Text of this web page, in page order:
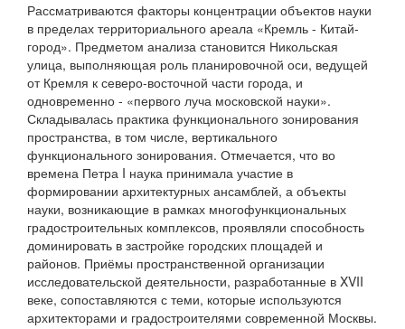
Рассматриваются факторы концентрации объектов науки
в пределах территориального ареала «Кремль - Китай-
город». Предметом анализа становится Никольская
улица, выполняющая роль планировочной оси, ведущей
от Кремля к северо-восточ­ной части города, и
одновременно - «первого луча московской науки».
Складывалась практика функционального зонирования
пространства, в том числе, вертикального
функционального зонирования. Отмечается, что во
времена Петра I наука при­нимала участие в
формировании архитектурных ансамблей, а объекты
науки, возникающие в рамках многофункциональных
градостроительных комплексов, проявляли способность
доми­нировать в застройке городских площадей и
районов. Приёмы пространственной организации
исследовательской деятельно­сти, разработанные в XVII
веке, сопоставляются с теми, которые используются
архитекторами и градостроителями современной Москвы.